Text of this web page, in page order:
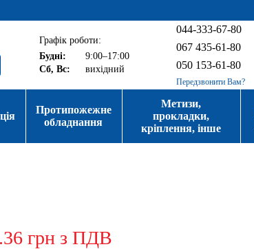
Графік роботи:
Будні:
9:00–17:00
Сб, Вс:
вихідний
044-333-67-80
067 435-61-80
050 153-61-80
Передзвонити Вам?
Протипожежне
обладнання
Метизи,
прокладки,
кріплення, інше
грн з ПДВ